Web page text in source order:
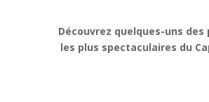
Découvrez quelques-uns des
les plus spectaculaires du